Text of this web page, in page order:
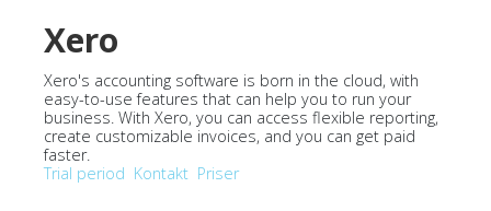
Xero
Xero's accounting software is born in the cloud, with
easy-to-use features that can help you to run your
business. With Xero, you can access flexible reporting,
create customizable invoices, and you can get paid
faster.
Trial period Kontakt Priser